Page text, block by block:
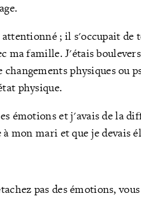
; il s'occupait de
ma famille. J'étais
physiques ou
physique.
émotions et j'avais de la
mon mari et que je devais
pas des émotions,